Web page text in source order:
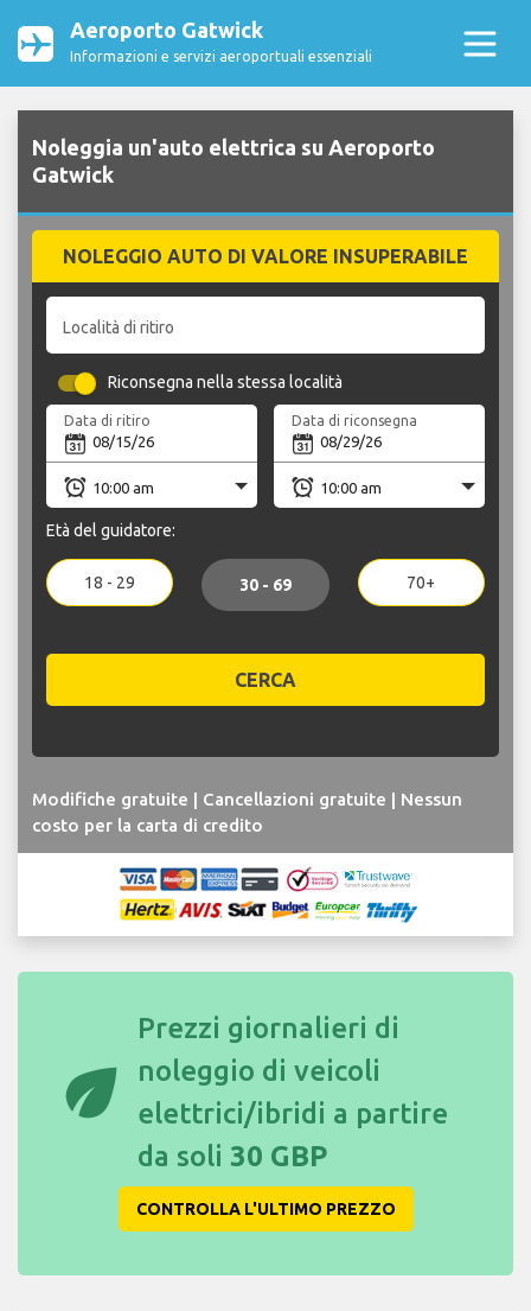
Aeroporto Gatwick
Informazioni e servizi aeroportuali essenziali
Noleggia un'auto elettrica su Aeroporto
Gatwick
NOLEGGIO AUTO DI VALORE INSUPERABILE
Località di ritiro
Riconsegna nella stessa località
Data di ritiro Data di riconsegna
Età del guidatore:
18 - 29 30 - 69 70+
CERCA
Modifiche gratuite | Cancellazioni gratuite | Nessun
costo per la carta di credito
eco
Prezzi giornalieri di
noleggio di veicoli
elettrici/ibridi a partire
da soli 30 GBP
CONTROLLA L'ULTIMO PREZZO